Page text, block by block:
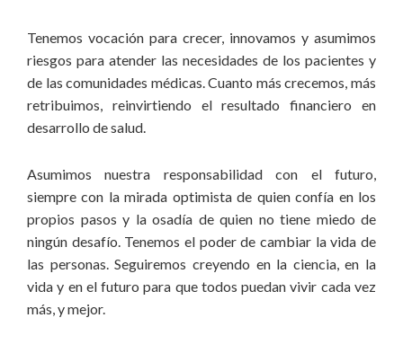
Tenemos vocación para crecer, innovamos y asumimos
riesgos para atender las necesidades de los pacientes y
de las comunidades médicas. Cuanto más crecemos, más
retribuimos, reinvirtiendo el resultado financiero en
desarrollo de salud.
Asumimos nuestra responsabilidad con el futuro,
siempre con la mirada optimista de quien confía en los
propios pasos y la osadía de quien no tiene miedo de
ningún desafío. Tenemos el poder de cambiar la vida de
las personas. Seguiremos creyendo en la ciencia, en la
vida y en el futuro para que todos puedan vivir cada vez
más, y mejor.